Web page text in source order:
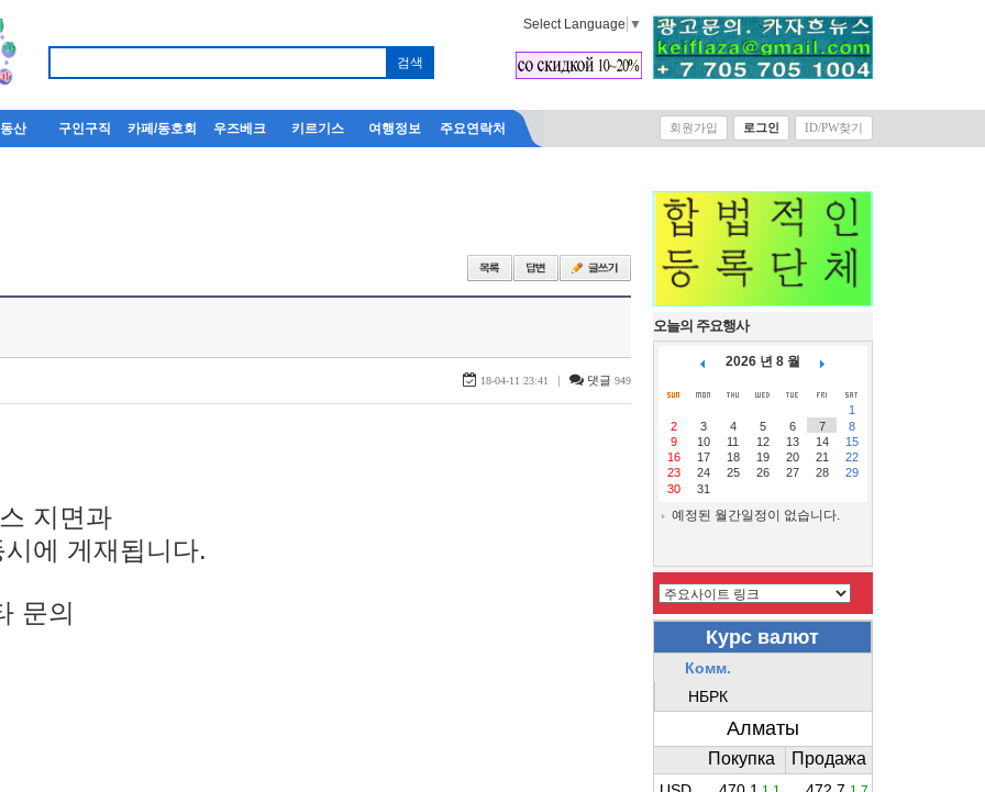
Select Language ▼
산 구인구직 카페/동호회 우즈베크 키르기스 여행정보 주요연락처 회원가입 로그인 ID/PW찾기
18-04-11 23:41 | 댓글 949
지면과
에 게재됩니다.
문의
오늘의 주요행사
2026 년 8 월
1
2
3 4 5 6 7
8
9
10 11 12 13 14
15
16
17 18 19 20 21
22
23
24 25 26 27 28
29
30
31
예정된 월간일정이 없습니다.